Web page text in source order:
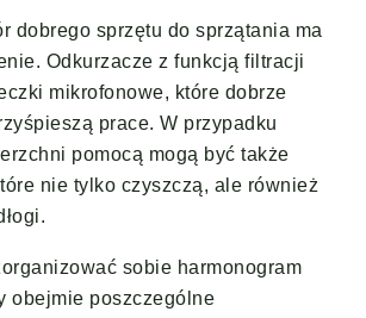
dobrego sprzętu do sprzątania ma
Odkurzacze z funkcją filtracji
mikrofonowe, które dobrze
prace. W przypadku
pomocą mogą być także
nie tylko czyszczą, ale również
sobie harmonogram
obejmie poszczególne